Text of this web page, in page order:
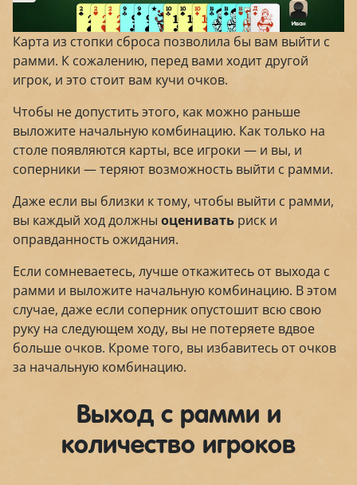
Карта из стопки сброса позволила бы вам выйти с
рамми. К сожалению, перед вами ходит другой
игрок, и это стоит вам кучи очков.
Чтобы не допустить этого, как можно раньше
выложите начальную комбинацию. Как только на
столе появляются карты, все игроки — и вы, и
соперники — теряют возможность выйти с рамми.
Даже если вы близки к тому, чтобы выйти с рамми,
вы каждый ход должны оценивать риск и
оправданность ожидания.
Если сомневаетесь, лучше откажитесь от выхода с
рамми и выложите начальную комбинацию. В этом
случае, даже если соперник опустошит всю свою
руку на следующем ходу, вы не потеряете вдвое
больше очков. Кроме того, вы избавитесь от очков
за начальную комбинацию.
Выход с рамми и
количество игроков